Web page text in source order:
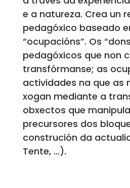
e a natureza. Crea un
pedagóxico baseado
“ocupacións”. Os
pedagóxicos que non
transfórmanse; as
actividades na que as
xogan mediante a
obxectos que
precursores dos
construción da
Tente, …).